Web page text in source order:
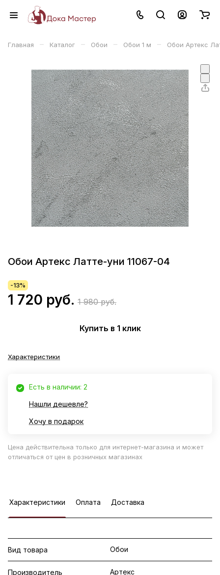
Главная – Каталог – Обои – Обои 1 м – Обои Артекс
Обои Артекс Латте-уни 11067-04
-13%
1 720 руб. 1 980 руб.
Купить в 1 клик
Характеристики
Есть в наличии: 2
Нашли дешевле?
Хочу в подарок
Цена действительна только для интернет-магазина и может
отличаться от цен в розничных магазинах
Характеристики Оплата Доставка
Вид товара Обои
Производитель Артекс